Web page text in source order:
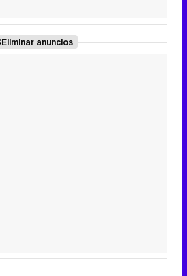
Eliminar anuncios